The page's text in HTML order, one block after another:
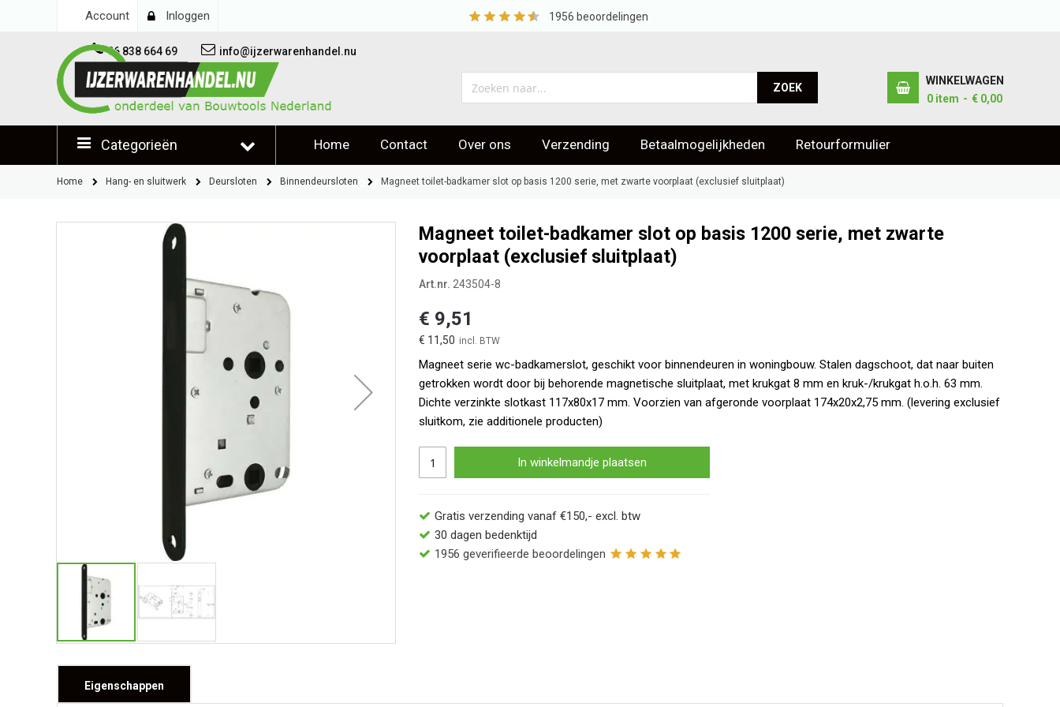
Account Inloggen 1956 beoordelingen
06 838 664 69 info@ijzerwarenhandel.nu
ZOEK
WINKELWAGEN
0 item € 0,00
Categorieën Home Contact Over ons Verzending Betaalmogelijkheden Retourformulier
Klantbeoordelingen
Home Hang- en sluitwerk Deursloten Binnendeursloten Magneet toilet-badkamer slot op basis 1200 serie, met zwarte voorplaat (exclusief sluitplaat)
Magneet toilet-badkamer slot op basis 1200 serie, met zwarte
voorplaat (exclusief sluitplaat)
Art.nr. 243504-8
€ 11,50
€ 9,51
Magneet serie wc-badkamerslot, geschikt voor binnendeuren in woningbouw. Stalen dagschoot, dat naar buiten
getrokken wordt door bij behorende magnetische sluitplaat, met krukgat 8 mm en kruk-/krukgat h.o.h. 63 mm.
Dichte verzinkte slotkast 117x80x17 mm. Voorzien van afgeronde voorplaat 174x20x2,75 mm. (levering exclusief
sluitkom, zie additionele producten)
In winkelmandje plaatsen
Gratis verzending vanaf €150,- excl. btw
30 dagen bedenktijd
1956 geverifieerde beoordelingen
Eigenschappen